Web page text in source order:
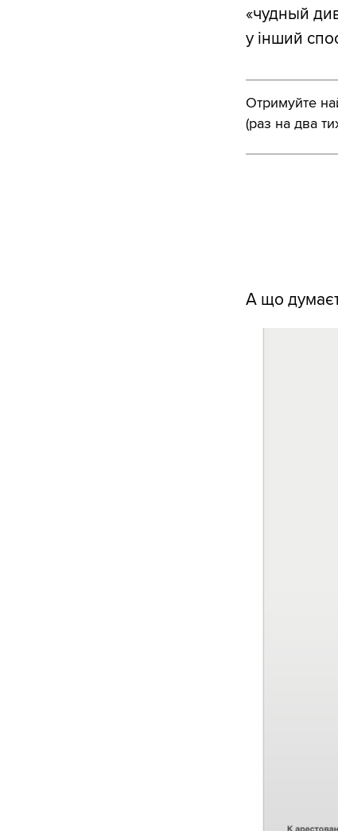
«чудный
у інший
Отримуйте
(раз на два
А що